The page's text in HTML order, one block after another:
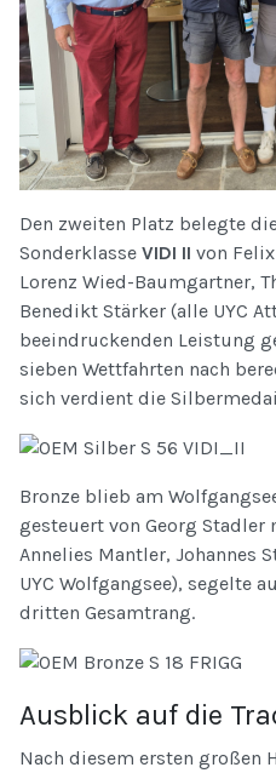
Den zweiten Platz belegte
Sonderklasse VIDI II von
Lorenz Wied-Baumgartner,
Benedikt Stärker (alle UYC
beeindruckenden Leistung
sieben Wettfahrten nach
sich verdient die
Bronze blieb am
gesteuert von Georg
Annelies Mantler, Johannes
UYC Wolfgangsee), segelte
dritten Gesamtrang.
Ausblick auf die
Nach diesem ersten großen